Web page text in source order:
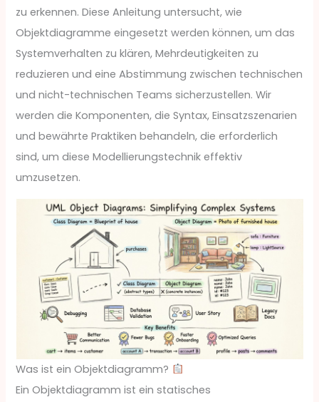
zu erkennen. Diese Anleitung untersucht, wie
Objektdiagramme eingesetzt werden können, um das
Systemverhalten zu klären, Mehrdeutigkeiten zu
reduzieren und eine Abstimmung zwischen technischen
und nicht-technischen Teams sicherzustellen. Wir
werden die Komponenten, die Syntax, Einsatzszenarien
und bewährte Praktiken behandeln, die erforderlich
sind, um diese Modellierungstechnik effektiv
umzusetzen.
Was ist ein Objektdiagramm?
Ein Objektdiagramm ist ein statisches